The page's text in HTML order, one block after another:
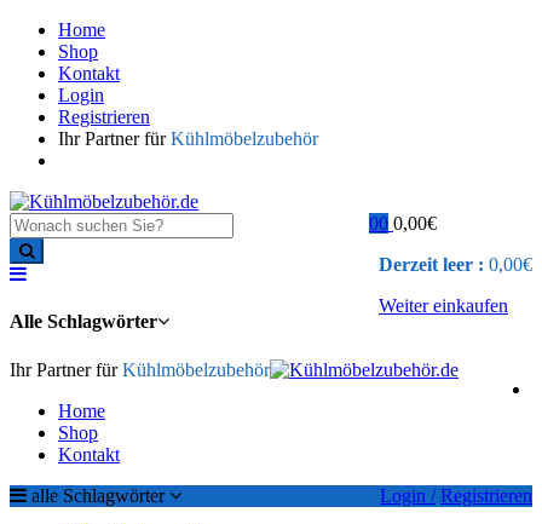
Home
Shop
Kontakt
Login
Registrieren
Ihr Partner fürKühlmöbelzubehör
0 0,00€
Derzeit leer : 0,00€
Weiter einkaufen
0
Alle Schlagwörter
Ihr Partner fürKühlmöbelzubehör
Home
Shop
Kontakt
Login / Registrieren
alle Schlagwörter